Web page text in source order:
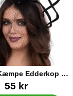
Edderkop &
Slør
55 kr